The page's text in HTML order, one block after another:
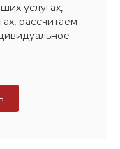
услугах,
рассчитаем